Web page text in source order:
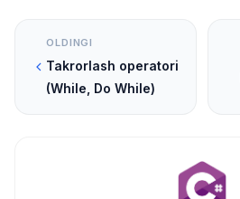
OLDINGI
Takrorlash operatori
(While, Do While)